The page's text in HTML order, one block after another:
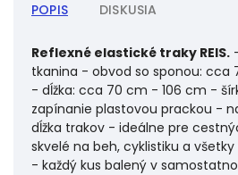
POPIS DISKUSIA
Reflexné elastické traky REIS.
tkanina - obvod so sponou: cca
- dĺžka: cca 70 cm - 106 cm -
zapínanie plastovou prackou -
dĺžka trakov - ideálne pre
skvelé na beh, cyklistiku a
- každý kus balený v